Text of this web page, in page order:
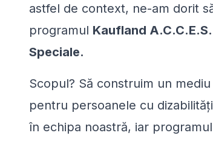
astfel de context, ne-am dorit
programul Kaufland
Speciale.
Scopul? Să construim un
pentru persoanele cu
în echipa noastră, iar